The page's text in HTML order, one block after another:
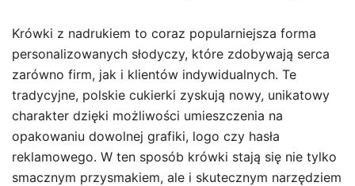
Krówki z nadrukiem to coraz popularniejsza forma
personalizowanych słodyczy, które zdobywają serca
zarówno firm, jak i klientów indywidualnych. Te
tradycyjne, polskie cukierki zyskują nowy, unikatowy
charakter dzięki możliwości umieszczenia na
opakowaniu dowolnej grafiki, logo czy hasła
reklamowego. W ten sposób krówki stają się nie tylko
smacznym przysmakiem, ale i skutecznym narzędziem